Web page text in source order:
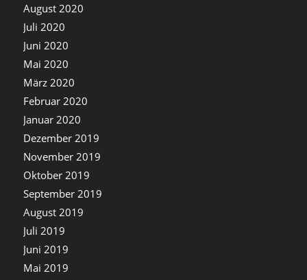
August 2020
Juli 2020
Juni 2020
Mai 2020
März 2020
Februar 2020
Januar 2020
Dezember 2019
November 2019
Oktober 2019
September 2019
August 2019
Juli 2019
Juni 2019
Mai 2019